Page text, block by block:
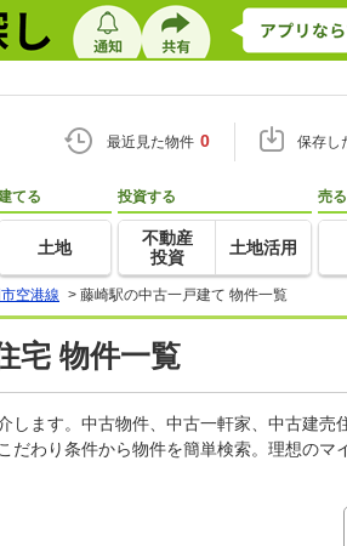
最近見た物件 0 保存し
てる
土地
投資する
不動産
投資
土地活用
売る
空港線 > 藤崎駅の中古一戸建て 物件一覧
宅 物件一覧
ます。中古物件、中古一軒家、中古建売
わり条件から物件を簡単検索。理想のマ